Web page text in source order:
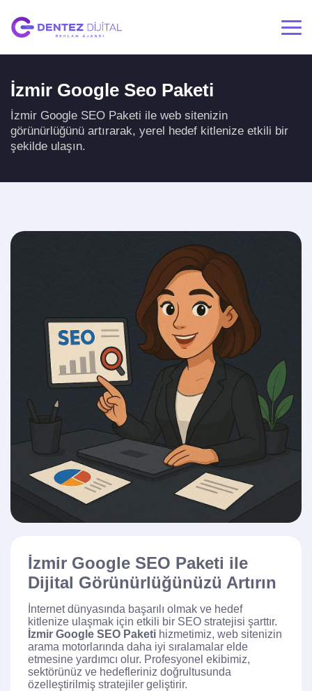
İzmir Google Seo Paketi
İzmir Google SEO Paketi ile web sitenizin
görünürlüğünü artırarak, yerel hedef kitlenize etkili bir
şekilde ulaşın.
İzmir Google SEO Paketi ile
Dijital Görünürlüğünüzü Artırın
İnternet dünyasında başarılı olmak ve hedef
kitlenize ulaşmak için etkili bir SEO stratejisi şarttır.
İzmir Google SEO Paketi hizmetimiz, web sitenizin
arama motorlarında daha iyi sıralamalar elde
etmesine yardımcı olur. Profesyonel ekibimiz,
sektörünüz ve hedefleriniz doğrultusunda
özelleştirilmiş stratejiler geliştirir.